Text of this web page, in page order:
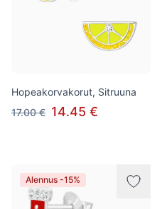
Hopeakorvakorut, Sitruuna
17.00 € 14.45 €
Alennus -15%